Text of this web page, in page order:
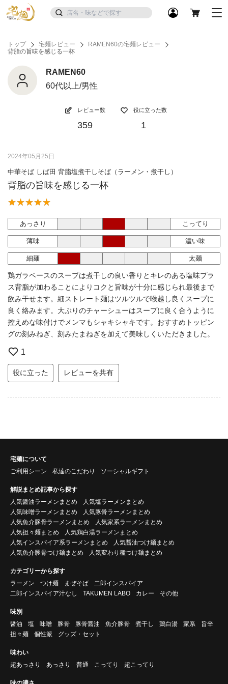
トップ 宅麺レビュー
RAMEN60の宅麺レビュー
背脂の旨味を感じる一杯
RAMEN60
60代以上/男性
レビュー数
359
役に立った数
1
2024年05月25日
中華そば しば田 背脂塩煮干しそば（ラーメン・煮干し）
背脂の旨味を感じる一杯
あっさり こってり
薄味 濃い味
細麺 太麺
鶏ガラベースのスープは煮干しの良い香りとキレのある塩味プラ
ス背脂が加わることによりコクと旨味が十分に感じられ最後まで
飲み干せます。細ストレート麺はツルツルで喉越し良くスープに
良く絡みます。大ぶりのチャーシューはスープに良く合うように
控えめな味付けでメンマもシャキシャキです。おすすめトッピン
グの刻みねぎ、刻みたまねぎを加えて美味しくいただきました。
1
役に立った レビューを共有
宅麺について
ご利用シーン
私達のこだわり ソーシャルギフト
解説まとめ記事から探す
人気醤油ラーメンまとめ
人気塩ラーメンまとめ
人気味噌ラーメンまとめ
人気豚骨ラーメンまとめ
人気魚介豚骨ラーメンまとめ
人気家系ラーメンまとめ
人気担々麺まとめ
人気鶏白湯ラーメンまとめ
人気インスパイア系ラーメンまとめ
人気醤油つけ麺まとめ
人気魚介豚骨つけ麺まとめ
人気変わり種つけ麺まとめ
カテゴリーから探す
ラーメン
つけ麺 まぜそば
二郎インスパイア
二郎インスパイア汁なし
TAKUMEN LABO カレー その他
味別
醤油
塩 味噌 豚骨 豚骨醤油 魚介豚骨 煮干し 鶏白湯 家系
旨辛
担々麺
個性派 グッズ・セット
味わい
超あっさり
あっさり 普通 こってり 超こってり